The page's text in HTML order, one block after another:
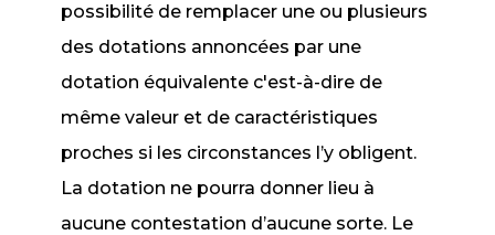
possibilité de remplacer une ou plusieurs
des dotations annoncées par une
dotation équivalente c'est-à-dire de
même valeur et de caractéristiques
proches si les circonstances l’y obligent.
La dotation ne pourra donner lieu à
aucune contestation d’aucune sorte. Le